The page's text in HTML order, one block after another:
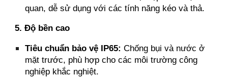
quan, dễ sử dụng với các tính năng kéo và thả.
5. Độ bền cao
Tiêu chuẩn bảo vệ IP65: Chống bụi và nước ở
mặt trước, phù hợp cho các môi trường công
nghiệp khắc nghiệt.